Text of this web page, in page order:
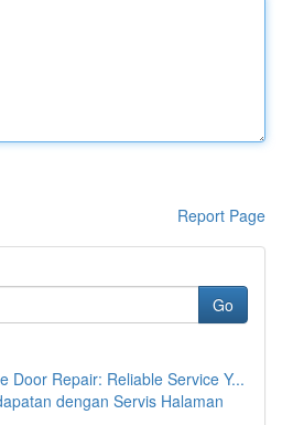
Report Page
Go
Door Repair: Reliable Service Y...
dengan Servis Halaman